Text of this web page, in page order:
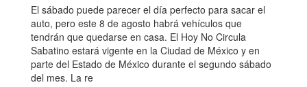
El sábado puede parecer el día perfecto para sacar el
auto, pero este 8 de agosto habrá vehículos que
tendrán que quedarse en casa. El Hoy No Circula
Sabatino estará vigente en la Ciudad de México y en
parte del Estado de México durante el segundo sábado
del mes. La re